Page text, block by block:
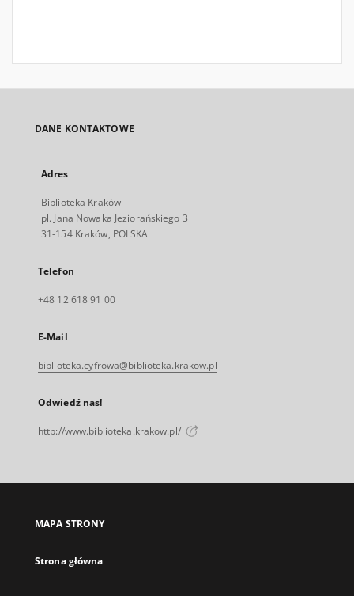
DANE KONTAKTOWE
Adres
Biblioteka Kraków
pl. Jana Nowaka Jeziorańskiego 3
31-154 Kraków, POLSKA
Telefon
+48 12 618 91 00
E-Mail
biblioteka.cyfrowa@biblioteka.krakow.pl
Odwiedź nas!
http://www.biblioteka.krakow.pl/
MAPA STRONY
Strona główna